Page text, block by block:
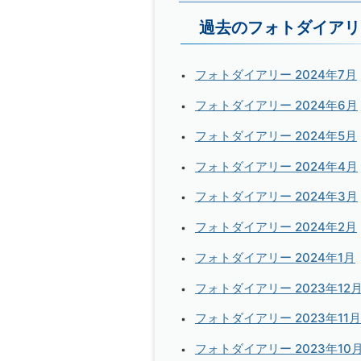
過去のフォトダイア
フォトダイアリー 2024年7月
フォトダイアリー 2024年6月
フォトダイアリー 2024年5月
フォトダイアリー 2024年4月
フォトダイアリー 2024年3月
フォトダイアリー 2024年2月
フォトダイアリー 2024年1月
フォトダイアリー 2023年12月
フォトダイアリー 2023年11月
フォトダイアリー 2023年10月